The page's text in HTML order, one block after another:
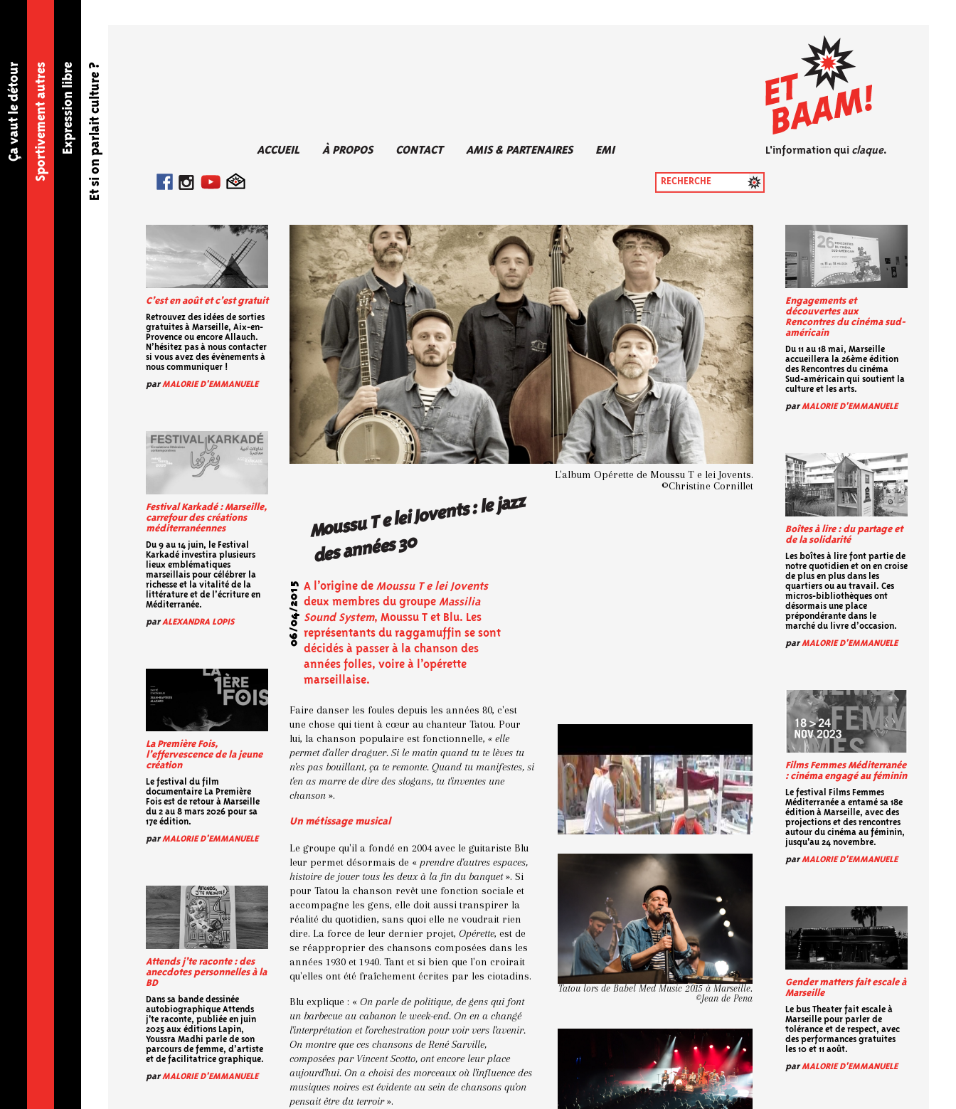
Ça vaut le détour Et si on parlait culture ?
Sportivement autresExpression libre ACCUEIL À PROPOS CONTACT AMIS & PARTENAIRES EMI L'information qui claque.
C’est en août et c’est gratuit
Retrouvez des idées de sorties
gratuites à Marseille, Aix-en-
Provence ou encore Allauch.
N’hésitez pas à nous contacter
si vous avez des évènements à
nous communiquer !
parMALORIE D'EMMANUELE
Festival Karkadé : Marseille,
carrefour des créations
méditerranéennes
Du 9 au 14 juin, le Festival
Karkadé investira plusieurs
lieux emblématiques
marseillais pour célébrer la
richesse et la vitalité de la
littérature et de l’écriture en
Méditerranée.
parALEXANDRA LOPIS
La Première Fois,
l’effervescence de la jeune
création
Le festival du film
documentaire La Première
Fois est de retour à Marseille
du 2 au 8 mars 2026 pour sa
17e édition.
parMALORIE D'EMMANUELE
Attends j’te raconte : des
anecdotes personnelles à la
BD
Dans sa bande dessinée
autobiographique Attends
j'te raconte, publiée en juin
2025 aux éditions Lapin,
Youssra Madhi parle de son
parcours de femme, d’artiste
et de facilitatrice graphique.
parMALORIE D'EMMANUELE
Engagements et
découvertes aux
Rencontres du cinéma sud-
américain
Du 11 au 18 mai, Marseille
accueillera la 26ème édition
des Rencontres du cinéma
Sud-américain qui soutient la
culture et les arts.
parMALORIE D'EMMANUELE
Boîtes à lire : du partage et
de la solidarité
Les boîtes à lire font partie de
notre quotidien et on en croise
de plus en plus dans les
quartiers ou au travail. Ces
micros-bibliothèques ont
désormais une place
prépondérante dans le
marché du livre d’occasion.
parMALORIE D'EMMANUELE
Films Femmes Méditerranée
: cinéma engagé au féminin
Le festival Films Femmes
Méditerranée a entamé sa 18e
édition à Marseille, avec des
projections et des rencontres
autour du cinéma au féminin,
jusqu'au 24 novembre.
parMALORIE D'EMMANUELE
Gender matters fait escale à
Marseille
Le bus Theater fait escale à
Marseille pour parler de
tolérance et de respect, avec
des performances gratuites
les 10 et 11 août.
parMALORIE D'EMMANUELE
L'album Opérette de Moussu T e lei Jovents.
©Christine Cornillet
Moussu T e lei Jovents : le jazz
des années 30
06/04/2015 A l’origine de Moussu T e lei Jovents
deux membres du groupe Massilia
Sound System, Moussu T et Blu. Les
représentants du raggamuffin se sont
décidés à passer à la chanson des
années folles, voire à l’opérette
marseillaise.
Faire danser les foules depuis les années 80, c'est
une chose qui tient à cœur au chanteur Tatou. Pour
lui, la chanson populaire est fonctionnelle, « elle
permet d'aller draguer. Si le matin quand tu te lèves tu
n'es pas bouillant, ça te remonte. Quand tu manifestes, si
t'en as marre de dire des slogans, tu t'inventes une
chanson ».
Un métissage musical
Le groupe qu'il a fondé en 2004 avec le guitariste Blu
leur permet désormais de «prendre d'autres espaces,
histoire de jouer tous les deux à la fin du banquet». Si
pour Tatou la chanson revêt une fonction sociale et
accompagne les gens, elle doit aussi transpirer la
réalité du quotidien, sans quoi elle ne voudrait rien
dire. La force de leur dernier projet,Opérette, est de
se réapproprier des chansons composées dans les
années 1930 et 1940. Tant et si bien que l'on croirait
qu'elles ont été fraîchement écrites par les ciotadins.
Blu explique : « On parle de politique, de gens qui font
un barbecue au cabanon le week-end. On en a changé
l'interprétation et l'orchestration pour voir vers l'avenir.
On montre que ces chansons de René Sarville,
composées par Vincent Scotto, ont encore leur place
aujourd'hui. On a choisi des morceaux où l'influence des
musiques noires est évidente au sein de chansons qu'on
pensait être du terroir».
Tatou lors de Babel Med Music 2015 à Marseille.
©Jean de Pena